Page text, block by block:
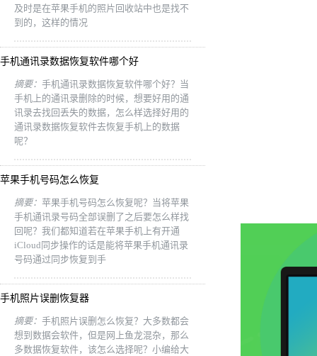
及时是在苹果手机的照片回收站中也是找不
到的，这样的情况
手机通讯录数据恢复软件哪个好
摘要： 手机通讯录数据恢复软件哪个好？当
手机上的通讯录删除的时候，想要好用的通
讯录去找回丢失的数据，怎么样选择好用的
通讯录数据恢复软件去恢复手机上的数据
呢？
苹果手机号码怎么恢复
摘要： 苹果手机号码怎么恢复呢？当将苹果
手机通讯录号码全部误删了之后要怎么样找
回呢？我们都知道若在苹果手机上有开通
iCloud同步操作的话是能将苹果手机通讯录
号码通过同步恢复到手
手机照片误删恢复器
摘要： 手机照片误删怎么恢复？大多数都会
想到数据会软件，但是网上鱼龙混杂，那么
多数据恢复软件，该怎么选择呢？小编给大